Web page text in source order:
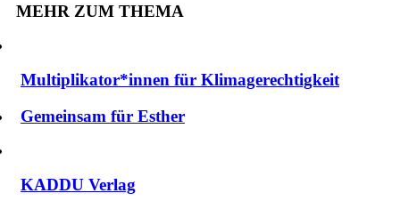
MEHR ZUM THEMA
Multiplikator*innen für Klimagerechtigkeit
Gemeinsam für Esther
KADDU Verlag